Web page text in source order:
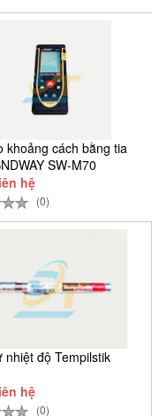
khoảng cách bằng tia
SW-M70
hệ
(0)
nhiệt độ Tempilstik
hệ
(0)